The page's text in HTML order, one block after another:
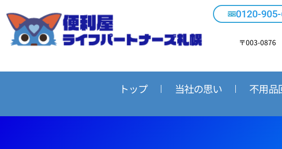
容
0120-
〒003-0876
トップ 当社の思い 不用品